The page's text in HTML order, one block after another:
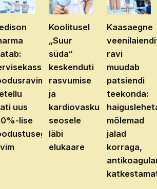
uus
lise
Koolitusel
„Suur
süda“
keskenduti
rasvumise
ja
kardiovaskulaarhaiguste
seosele
läbi
elukaare
Kaasaegne
ravi
muudab
patsiendi
teekonda:
mõlemad
jalad
korraga,